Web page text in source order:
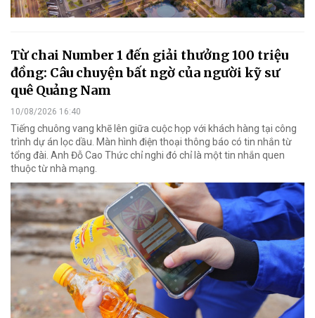
Từ chai Number 1 đến giải thưởng 100 triệu
đồng: Câu chuyện bất ngờ của người kỹ sư
quê Quảng Nam
10/08/2026 16:40
Tiếng chuông vang khẽ lên giữa cuộc họp với khách hàng tại công
trình dự án lọc dầu. Màn hình điện thoại thông báo có tin nhắn từ
tổng đài. Anh Đỗ Cao Thức chỉ nghi đó chỉ là một tin nhắn quen
thuộc từ nhà mạng.